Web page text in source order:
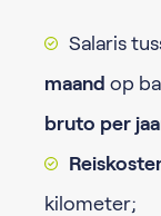
Salaris
maand op
bruto per
kilometer;